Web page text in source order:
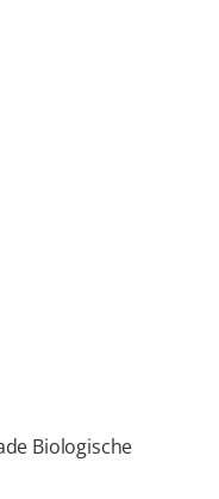
Biologische